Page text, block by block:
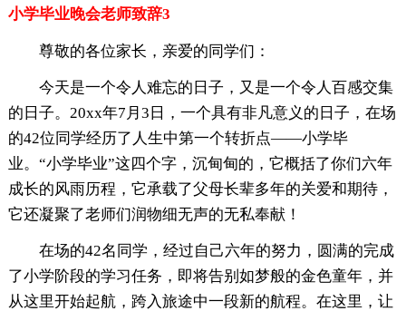
小学毕业晚会老师致辞3
尊敬的各位家长，亲爱的同学们：
今天是一个令人难忘的日子，又是一个令人百感交集
的日子。20xx年7月3日，一个具有非凡意义的日子，在场
的42位同学经历了人生中第一个转折点——小学毕
业。“小学毕业”这四个字，沉甸甸的，它概括了你们六年
成长的风雨历程，它承载了父母长辈多年的关爱和期待，
它还凝聚了老师们润物细无声的无私奉献！
在场的42名同学，经过自己六年的努力，圆满的完成
了小学阶段的学习任务，即将告别如梦般的金色童年，并
从这里开始起航，跨入旅途中一段新的航程。在这里，让